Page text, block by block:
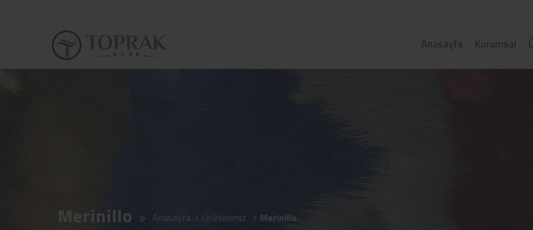
Anasayfa Kurumsal
Merinillo Anasayfa Ürünlerimiz Merinillo